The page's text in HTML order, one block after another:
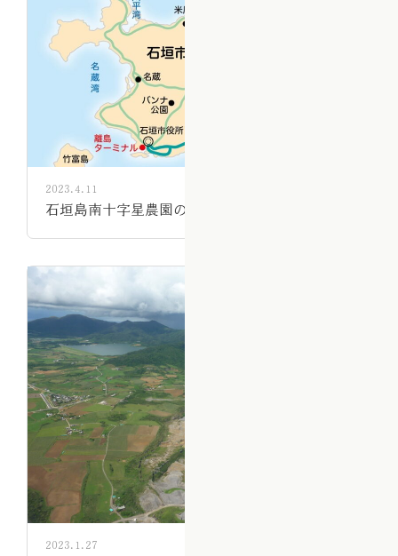
2023.4.11
石垣島南十字星農園の地図を作りました。
2023.1.27